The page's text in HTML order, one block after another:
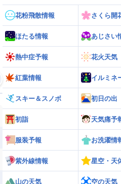
花粉飛散情報 さくら開
ほたる情報 あじさい
熱中症予報 花火天気
紅葉情報 イルミネ
スキー＆スノボ 初日の出
初詣 天気痛予
服装予報 お洗濯情
紫外線情報 星空・天
山の天気 空の天気